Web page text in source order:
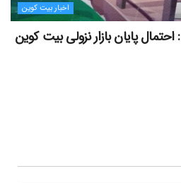
اخبار بیت کوین
تحلیلگران 10x Research: احتمال پایان بازار نزولی بیت کوین